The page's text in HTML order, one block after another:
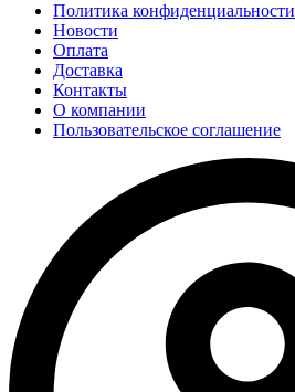
Политика конфиденциальности
Новости
Оплата
Доставка
Контакты
О компании
Пользовательское соглашение